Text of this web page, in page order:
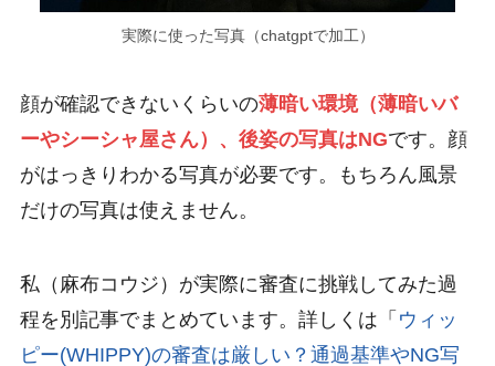
実際に使った写真（chatgptで加工）
顔が確認できないくらいの薄暗い環境（薄暗いバ
ーやシーシャ屋さん）、後姿の写真はNGです。顔
がはっきりわかる写真が必要です。もちろん風景
だけの写真は使えません。
私（麻布コウジ）が実際に審査に挑戦してみた過
程を別記事でまとめています。詳しくは「 ウィッ
ピー(WHIPPY)の審査は厳しい？通過基準やNG写